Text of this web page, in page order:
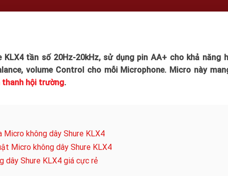
KLX4 tần số 20Hz-20kHz, sử dụng pin AA+ cho khả
volume Control cho mỗi Microphone. Micro này
thanh hội trường.
không dây Shure KLX4
Micro không dây Shure KLX4
dây Shure KLX4 giá cực rẻ